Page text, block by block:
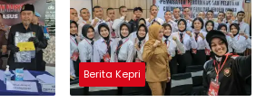
Berita Kepri